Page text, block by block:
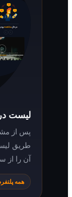
لیست در حال
پس از مشاهده بخشی
طریق لیست در حال
آن را از سر بگیرید.
همه پلتفرم‌ها